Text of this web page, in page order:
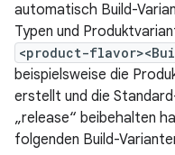
automatisch Build-
Typen und
<product-
beispielsweise die
erstellt und die
„release“ beibehalten
folgenden Build-